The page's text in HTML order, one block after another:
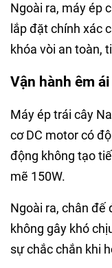
Ngoài ra, máy ép
lắp đặt chính xác
khóa vòi an toàn,
Vận hành êm ái
Máy ép trái cây
cơ DC motor có
động không tạo
mẽ 150W.
Ngoài ra, chân đế
không gây khó
sự chắc chắn khi